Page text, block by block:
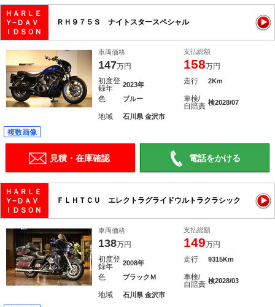
ＨＡＲＬＥ
Ｙ−ＤＡＶ
ＩＤＳＯＮ
ＲＨ９７５Ｓ ナイトスタースペシャル
車両価格
147万円
支払総額
158万円
初度登
録年
2023年 走行 2Km
色 ブルー
車検/
自賠責 検2028/07
地域 石川県 金沢市
複数画像
見積・在庫確認 電話をかける
ＨＡＲＬＥ
Ｙ−ＤＡＶ
ＩＤＳＯＮ
ＦＬＨＴＣＵ エレクトラグライドウルトラクラシック
車両価格
138万円
支払総額
149万円
初度登
録年
2008年 走行 9315Km
色 ブラックＭ
車検/
自賠責 検2028/03
地域 石川県 金沢市